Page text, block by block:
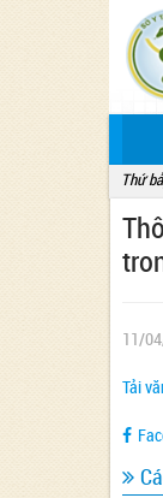
Thứ
11/
Tải